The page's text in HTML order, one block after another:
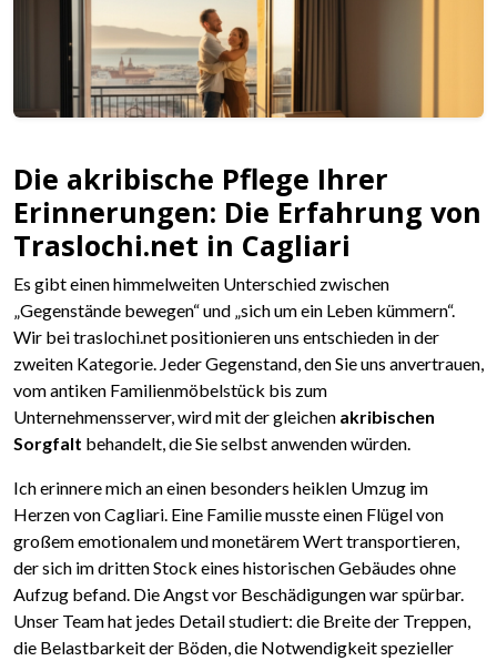
Die akribische Pflege Ihrer
Erinnerungen: Die Erfahrung von
Traslochi.net in Cagliari
Es gibt einen himmelweiten Unterschied zwischen
„Gegenstände bewegen“ und „sich um ein Leben kümmern“.
Wir bei traslochi.net positionieren uns entschieden in der
zweiten Kategorie. Jeder Gegenstand, den Sie uns anvertrauen,
vom antiken Familienmöbelstück bis zum
Unternehmensserver, wird mit der gleichen akribischen
Sorgfalt behandelt, die Sie selbst anwenden würden.
Ich erinnere mich an einen besonders heiklen Umzug im
Herzen von Cagliari. Eine Familie musste einen Flügel von
großem emotionalem und monetärem Wert transportieren,
der sich im dritten Stock eines historischen Gebäudes ohne
Aufzug befand. Die Angst vor Beschädigungen war spürbar.
Unser Team hat jedes Detail studiert: die Breite der Treppen,
die Belastbarkeit der Böden, die Notwendigkeit spezieller